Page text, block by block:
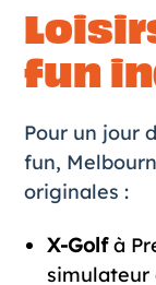
fun
Pour un jour
fun,
originales :
X-Golfà